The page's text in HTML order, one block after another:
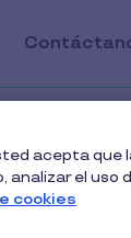
acepta que
el uso
cookies